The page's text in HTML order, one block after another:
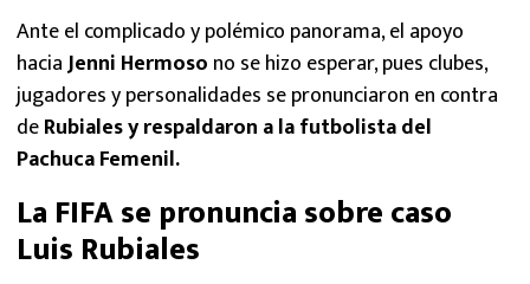
Ante el complicado y polémico panorama, el apoyo
haciaJenni Hermoso no se hizo esperar, pues clubes,
jugadores y personalidades se pronunciaron en contra
deRubiales y respaldaron a la futbolista del
Pachuca Femenil.
La FIFA se pronuncia sobre caso
Luis Rubiales